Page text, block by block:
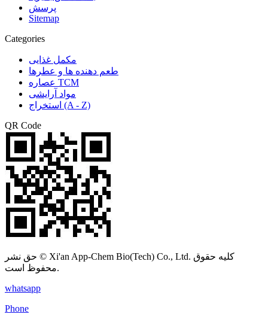
پرسش
Sitemap
Categories
مکمل غذایی
طعم دهنده ها و عطرها
عصاره TCM
مواد آرایشی
استخراج (A - Z)
QR Code
حق نشر © Xi'an App-Chem Bio(Tech) Co., Ltd. کلیه حقوق
محفوظ است.
whatsapp
Phone